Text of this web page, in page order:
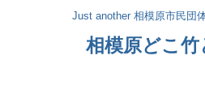
Just another 相模原市民団
相模原どこ